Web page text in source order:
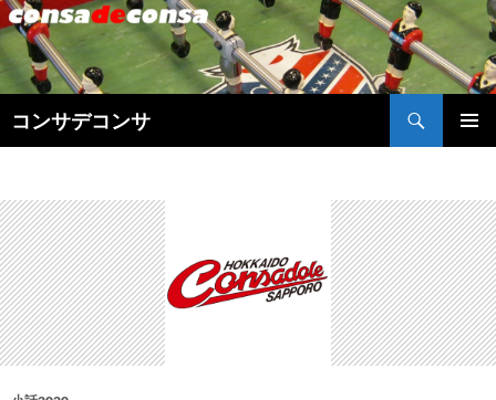
コンサデコンサ
索
ン
ツ
へ
ス
キ
ッ
プ